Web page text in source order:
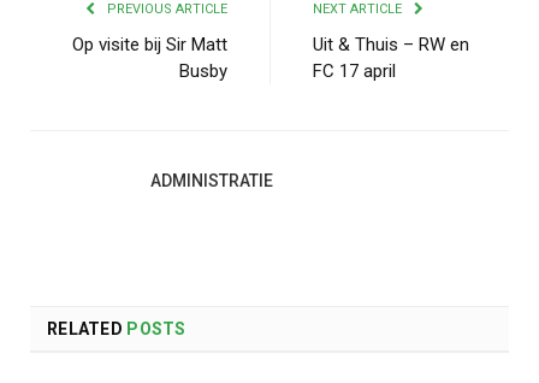
PREVIOUS ARTICLE
Op visite bij Sir Matt
Busby
NEXT ARTICLE
Uit & Thuis – RW en
FC 17 april
ADMINISTRATIE
RELATED POSTS